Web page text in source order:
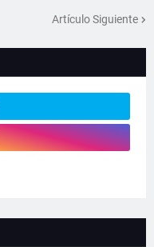
Artículo Siguiente